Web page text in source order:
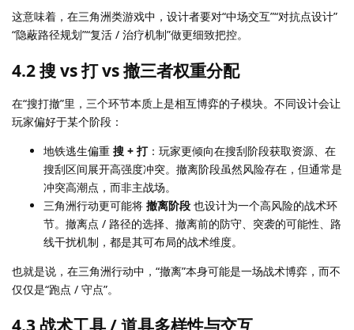
这意味着，在三角洲类游戏中，设计者要对“中场交互”“对抗点设计”
“隐蔽路径规划”“复活 / 治疗机制”做更细致把控。
4.2 搜 vs 打 vs 撤三者权重分配
在“搜打撤”里，三个环节本质上是相互博弈的子模块。不同设计会让
玩家偏好于某个阶段：
地铁逃生偏重 搜 + 打：玩家更倾向在搜刮阶段获取资源、在
搜刮区间展开高强度冲突。撤离阶段虽然风险存在，但通常是
冲突高潮点，而非主战场。
三角洲行动更可能将 撤离阶段 也设计为一个高风险的战术环
节。撤离点 / 路径的选择、撤离前的防守、突袭的可能性、路
线干扰机制，都是其可布局的战术维度。
也就是说，在三角洲行动中，“撤离”本身可能是一场战术博弈，而不
仅仅是“跑点 / 守点”。
4.3 战术工具 / 道具多样性与交互